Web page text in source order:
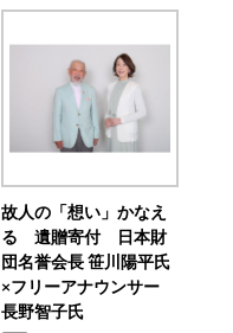
故人の「想い」かなえ
る 遺贈寄付 日本財
団名誉会長 笹川陽平氏
×フリーアナウンサー
長野智子氏